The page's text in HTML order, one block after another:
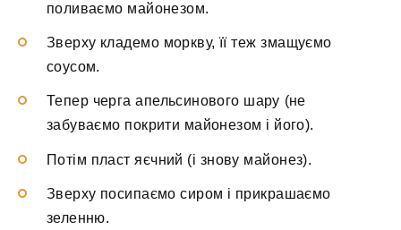
поливаємо майонезом.
Зверху кладемо моркву, її теж змащуємо
соусом.
Тепер черга апельсинового шару (не
забуваємо покрити майонезом і його).
Потім пласт яєчний (і знову майонез).
Зверху посипаємо сиром і прикрашаємо
зеленню.